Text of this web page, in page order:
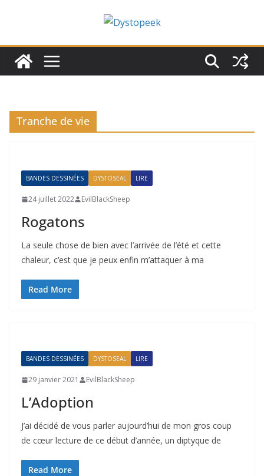
Tranche de vie
BANDES DESSINÉES DYSTOSEAL LIRE
24 juillet 2022 EvilBlackSheep
Rogatons
La seule chose de bien avec l’arrivée de l’été et cette
chaleur, c’est que je peux enfin m’attaquer à ma
Read More
BANDES DESSINÉES DYSTOSEAL LIRE
29 janvier 2021 EvilBlackSheep
L’Adoption
J’ai décidé de vous parler aujourd’hui de mon gros coup
de cœur lecture de ce début d’année, un diptyque de
Read More